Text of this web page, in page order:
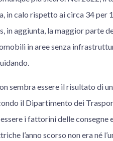
in calo rispetto ai circa 34 per
in aggiunta, la maggior parte
in aree senza
sembra essere il risultato di
il Dipartimento dei
i fattorini delle consegne
l’anno scorso non era né